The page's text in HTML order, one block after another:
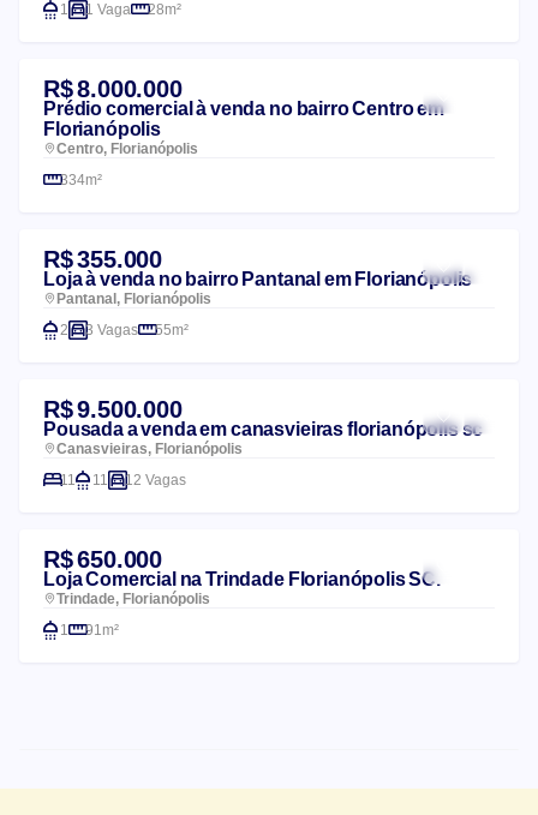
1
1 Vaga 28m²
R$ 8.000.000
Prédio comercial à venda no bairro Centro em
Florianópolis
Centro, Florianópolis
334m²
R$ 355.000
Loja à venda no bairro Pantanal em Florianópolis
Pantanal, Florianópolis
2
3 Vagas 55m²
R$ 9.500.000
Pousada a venda em canasvieiras florianópolis sc
Canasvieiras, Florianópolis
11
11 12 Vagas
R$ 650.000
Loja Comercial na Trindade Florianópolis SC.
Trindade, Florianópolis
1
91m²
CARACTERÍSTICAS DO CONDOMÍNIO